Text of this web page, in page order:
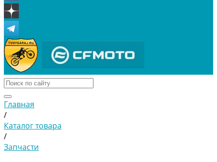
Главная
/
Каталог товара
/
Запчасти